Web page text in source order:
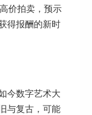
价拍卖，预示
得报酬的新时
今数字艺术大
与复古，可能